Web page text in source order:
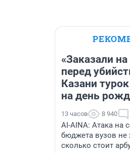
«Заказали
перед
Казани
на день
13 часов 8 940
AI-AINA: Атака на
бюджета вузов не
сколько стоит